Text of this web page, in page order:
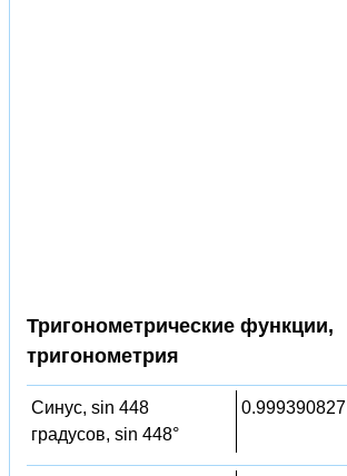
Тригонометрические функции,
тригонометрия
Синус, sin 448
градусов, sin 448°
0.999390827